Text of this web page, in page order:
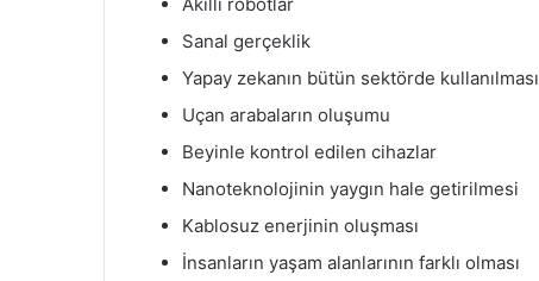
Sanal gerçeklik
Yapay zekanın bütün sektörde kullanılması
Uçan arabaların oluşumu
Beyinle kontrol edilen cihazlar
Nanoteknolojinin yaygın hale getirilmesi
Kablosuz enerjinin oluşması
İnsanların yaşam alanlarının farklı olması